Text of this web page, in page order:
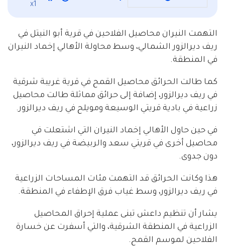
x1
التهمت النيران محاصيل الفلاحين في قرية أبو النيتل في
ريف ديرالزور الشمالي، وسط محاولة الأهالي إخماد النيران
في المنطقة.
كما طالت الحرائق محاصيل القمح في قرية غريبة شرقية
في ريف ديرالزور، إضافة إلى حرائق مماثلة طالت محاصيل
زراعية في بادية قريتي الوسيعة ومويلح في ريف ديرالزور.
في حين حاول الأهالي إخماد النيران التي اشتعلت في
محاصيل أخرى في قريتي سعد والربيضة في ريف ديرالزور،
دون جدوى.
هذا وكانت الحرائق قد التهمت مئات المساحات الزراعية
في ريف ديرالزور، وسط غياب فرق الإطفاء في المنطقة.
يشار أن تنظيم داعش تبنى عملية إحراق المحاصيل
الزراعية في المنطقة الشرقية، والتي أسفرت عن خسارة
الفلاحين لموسم القمح.